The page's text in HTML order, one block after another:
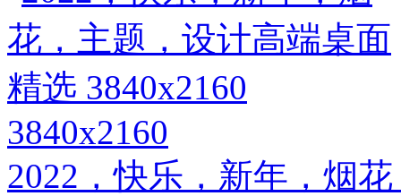
3840x2160
2022，快乐，新年，烟